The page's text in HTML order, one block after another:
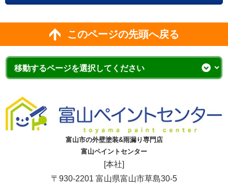
このページの先頭へ戻る
富山市の外壁塗装&雨漏り専門店
富山ペイントセンター
[本社]
〒930-2201 富山県富山市草島30-5